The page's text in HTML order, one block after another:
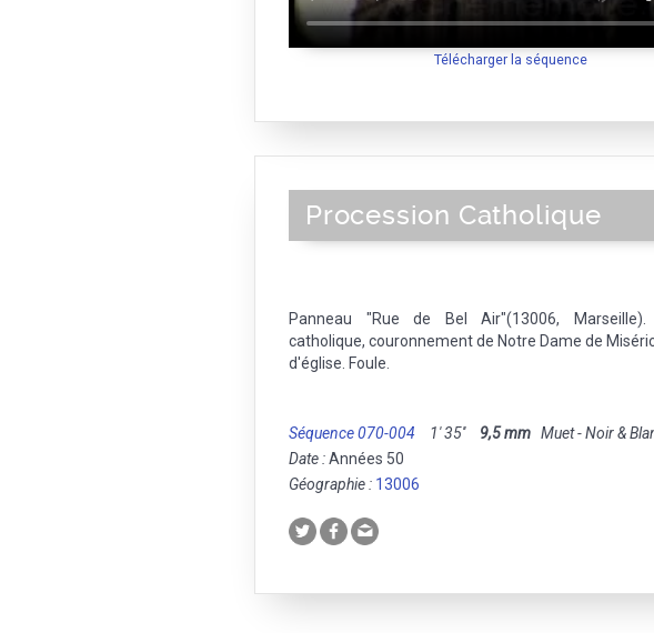
Télécharger la séquence
Procession Catholique
Panneau "Rue de Bel Air"(13006, Marseille).
catholique, couronnement de Notre Dame de
d'église. Foule.
Séquence 070-004 1' 35'' 9,5 mm Muet - Noir &
Date :Années 50
Géographie : 13006